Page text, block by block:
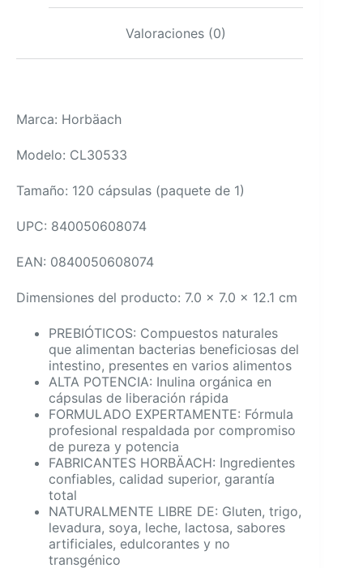
Valoraciones (0)
Marca: Horbäach
Modelo: CL30533
Tamaño: 120 cápsulas (paquete de 1)
UPC: 840050608074
EAN: 0840050608074
Dimensiones del producto: 7.0 x 7.0 x 12.1 cm
PREBIÓTICOS: Compuestos naturales
que alimentan bacterias beneficiosas del
intestino, presentes en varios alimentos
ALTA POTENCIA: Inulina orgánica en
cápsulas de liberación rápida
FORMULADO EXPERTAMENTE: Fórmula
profesional respaldada por compromiso
de pureza y potencia
FABRICANTES HORBÄACH: Ingredientes
confiables, calidad superior, garantía
total
NATURALMENTE LIBRE DE: Gluten, trigo,
levadura, soya, leche, lactosa, sabores
artificiales, edulcorantes y no
transgénico